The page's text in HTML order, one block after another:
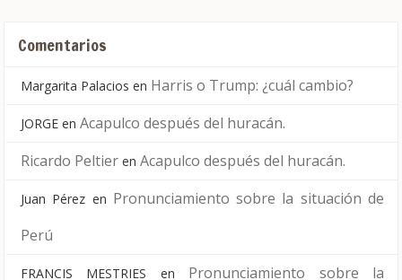
Comentarios
Margarita Palacios en Harris o Trump: ¿cuál cambio?
JORGE en Acapulco después del huracán.
Ricardo Peltier en Acapulco después del huracán.
Juan Pérez en Pronunciamiento sobre la situación de
Perú
FRANCIS MESTRIES en Pronunciamiento sobre la